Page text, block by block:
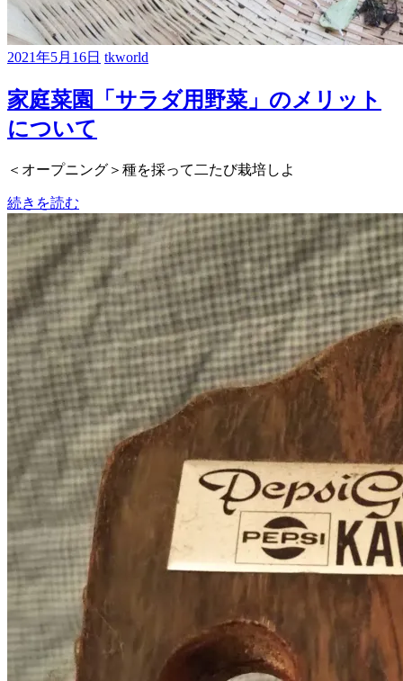
2021年5月16日 tkworld
家庭菜園「サラダ用野菜」のメリット
について
＜オープニング＞種を採って二たび栽培しよ
続きを読む